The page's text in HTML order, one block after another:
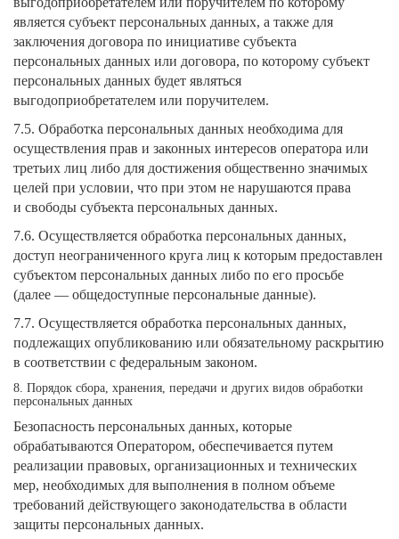
является субъект персональных данных, а также для
заключения договора по инициативе субъекта
персональных данных или договора, по которому субъект
персональных данных будет являться
выгодоприобретателем или поручителем.
7.5. Обработка персональных данных необходима для
осуществления прав и законных интересов оператора или
третьих лиц либо для достижения общественно значимых
целей при условии, что при этом не нарушаются права
и свободы субъекта персональных данных.
7.6. Осуществляется обработка персональных данных,
доступ неограниченного круга лиц к которым предоставлен
субъектом персональных данных либо по его просьбе
(далее — общедоступные персональные данные).
7.7. Осуществляется обработка персональных данных,
подлежащих опубликованию или обязательному раскрытию
в соответствии с федеральным законом.
8. Порядок сбора, хранения, передачи и других видов обработки
персональных данных
Безопасность персональных данных, которые
обрабатываются Оператором, обеспечивается путем
реализации правовых, организационных и технических
мер, необходимых для выполнения в полном объеме
требований действующего законодательства в области
защиты персональных данных.